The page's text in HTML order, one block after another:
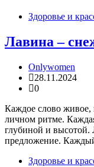
Здоровье и
Лавина –
Onlywomen
28.11.2024
0
Каждое слово
личном ритме.
глубиной и высотой.
предложение.
Здоровье и